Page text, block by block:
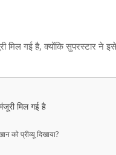
गई है, क्योंकि सुपरस्टार ने
मिल गई है
को प्रीव्यू दिखाया?